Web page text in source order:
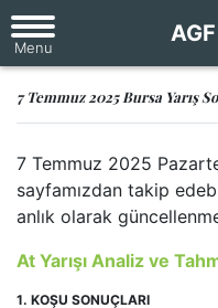
7 Temmuz 2025 Bursa Yarış
7 Temmuz 2025
sayfamızdan takip
anlık olarak
At Yarışı Analiz ve
1. KOŞU SONUÇLARI